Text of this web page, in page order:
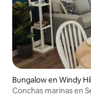
Bungalow en Windy
Conchas marinas en